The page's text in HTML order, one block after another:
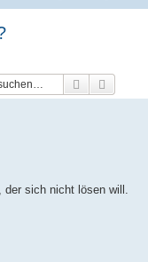
Suche
der sich nicht lösen will.